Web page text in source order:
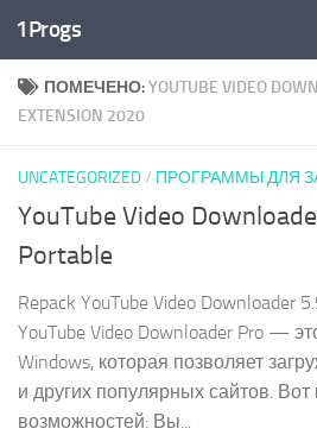
Перейти к содержимому
1Progs
ПОМЕЧЕНО:YOUTUBE VIDEO
EXTENSION 2020
UNCATEGORIZED/ ПРОГРАММЫ ДЛЯ
YouTube Video
Portable
Repack YouTube Video Downloader
YouTube Video Downloader Pro —
Windows, которая позволяет
и других популярных сайтов. Вот
возможностей: Вы...